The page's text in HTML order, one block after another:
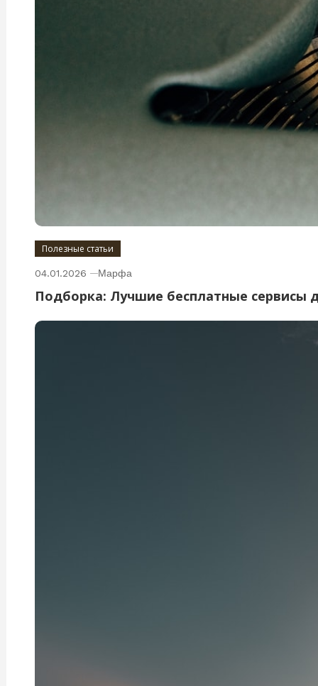
Полезные статьи
04.01.2026 Марфа
Подборка: Лучшие бесплатные сервисы